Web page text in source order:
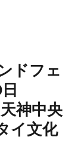
ドフェ
神中央
イ文化